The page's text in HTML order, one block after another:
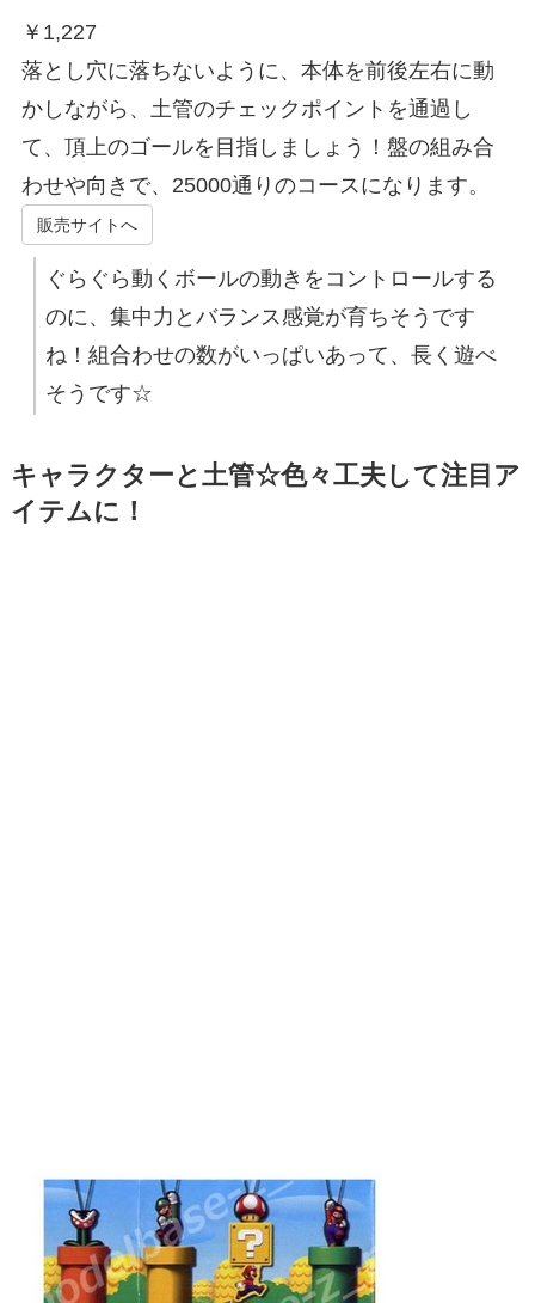
￥ 1,227
落とし穴に落ちないように、本体を前後左右に動
かしながら、土管のチェックポイントを通過し
て、頂上のゴールを目指しましょう！盤の組み合
わせや向きで、25000通りのコースになります。
販売サイトへ
ぐらぐら動くボールの動きをコントロールする
のに、集中力とバランス感覚が育ちそうです
ね！組合わせの数がいっぱいあって、長く遊べ
そうです☆
キャラクターと土管☆色々工夫して注目ア
イテムに！